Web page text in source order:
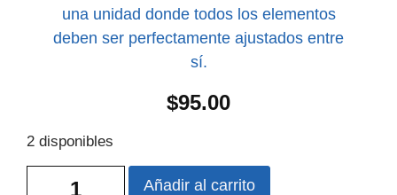
una unidad donde todos los elementos
deben ser perfectamente ajustados entre
sí.
$95.00
2 disponibles
Añadir al carrito